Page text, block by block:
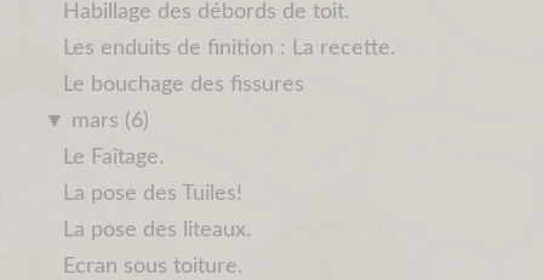
Habillage des débords de toit.
Les enduits de finition : La recette.
Le bouchage des fissures
▼ mars (6)
Le Faîtage.
La pose des Tuiles!
La pose des liteaux.
Ecran sous toiture.